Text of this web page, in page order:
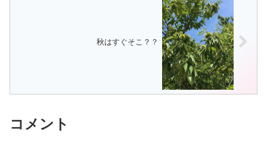
秋はすぐそこ？？
コメント